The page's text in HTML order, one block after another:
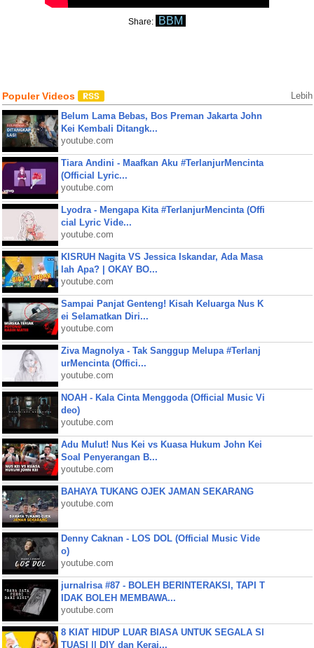
Share: BBM
Populer Videos Lebih
Belum Lama Bebas, Bos Preman Jakarta John
Kei Kembali Ditangk...
youtube.com
Tiara Andini - Maafkan Aku #TerlanjurMencinta
(Official Lyric...
youtube.com
Lyodra - Mengapa Kita #TerlanjurMencinta (Offi
cial Lyric Vide...
youtube.com
KISRUH Nagita VS Jessica Iskandar, Ada Masa
lah Apa? | OKAY BO...
youtube.com
Sampai Panjat Genteng! Kisah Keluarga Nus K
ei Selamatkan Diri...
youtube.com
Ziva Magnolya - Tak Sanggup Melupa #Terlanj
urMencinta (Offici...
youtube.com
NOAH - Kala Cinta Menggoda (Official Music Vi
deo)
youtube.com
Adu Mulut! Nus Kei vs Kuasa Hukum John Kei
Soal Penyerangan B...
youtube.com
BAHAYA TUKANG OJEK JAMAN SEKARANG
youtube.com
Denny Caknan - LOS DOL (Official Music Vide
o)
youtube.com
jurnalrisa #87 - BOLEH BERINTERAKSI, TAPI T
IDAK BOLEH MEMBAWA...
youtube.com
8 KIAT HIDUP LUAR BIASA UNTUK SEGALA SI
TUASI || DIY dan Keraj...